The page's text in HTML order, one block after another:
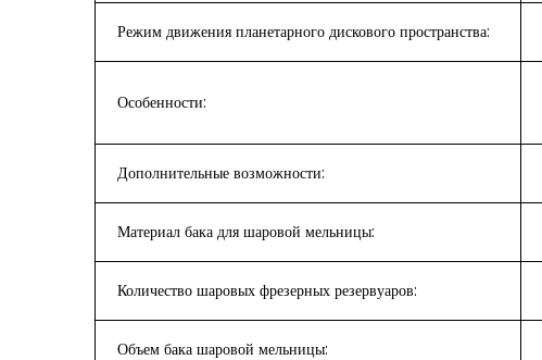
Режим движения планетарного дискового пространства:
Особенности:
Дополнительные возможности:
Материал бака для шаровой мельницы:
Количество шаровых фрезерных резервуаров:
Объем бака шаровой мельницы: